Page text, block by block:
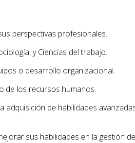
perspectivas profesionales.
y Ciencias del trabajo.
o desarrollo organizacional.
de los recursos humanos.
adquisición de habilidades
sus habilidades en la gestión